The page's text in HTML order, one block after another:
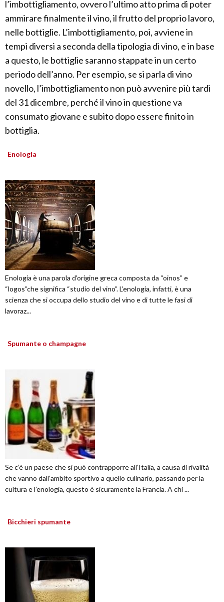
l’imbottigliamento, ovvero l’ultimo atto prima di poter
ammirare finalmente il vino, il frutto del proprio lavoro,
nelle bottiglie. L’imbottigliamento, poi, avviene in
tempi diversi a seconda della tipologia di vino, e in base
a questo, le bottiglie saranno stappate in un certo
periodo dell’anno. Per esempio, se si parla di vino
novello, l’imbottigliamento non può avvenire più tardi
del 31 dicembre, perché il vino in questione va
consumato giovane e subito dopo essere finito in
bottiglia.
Enologia
Enologia è una parola d’origine greca composta da “oinos” e
“logos”che significa “studio del vino”. L’enologia, infatti, è una
scienza che si occupa dello studio del vino e di tutte le fasi di
lavoraz...
Spumante o champagne
Se c’è un paese che si può contrapporre all’Italia, a causa di rivalità
che vanno dall’ambito sportivo a quello culinario, passando per la
cultura e l’enologia, questo è sicuramente la Francia. A chi ...
Bicchieri spumante